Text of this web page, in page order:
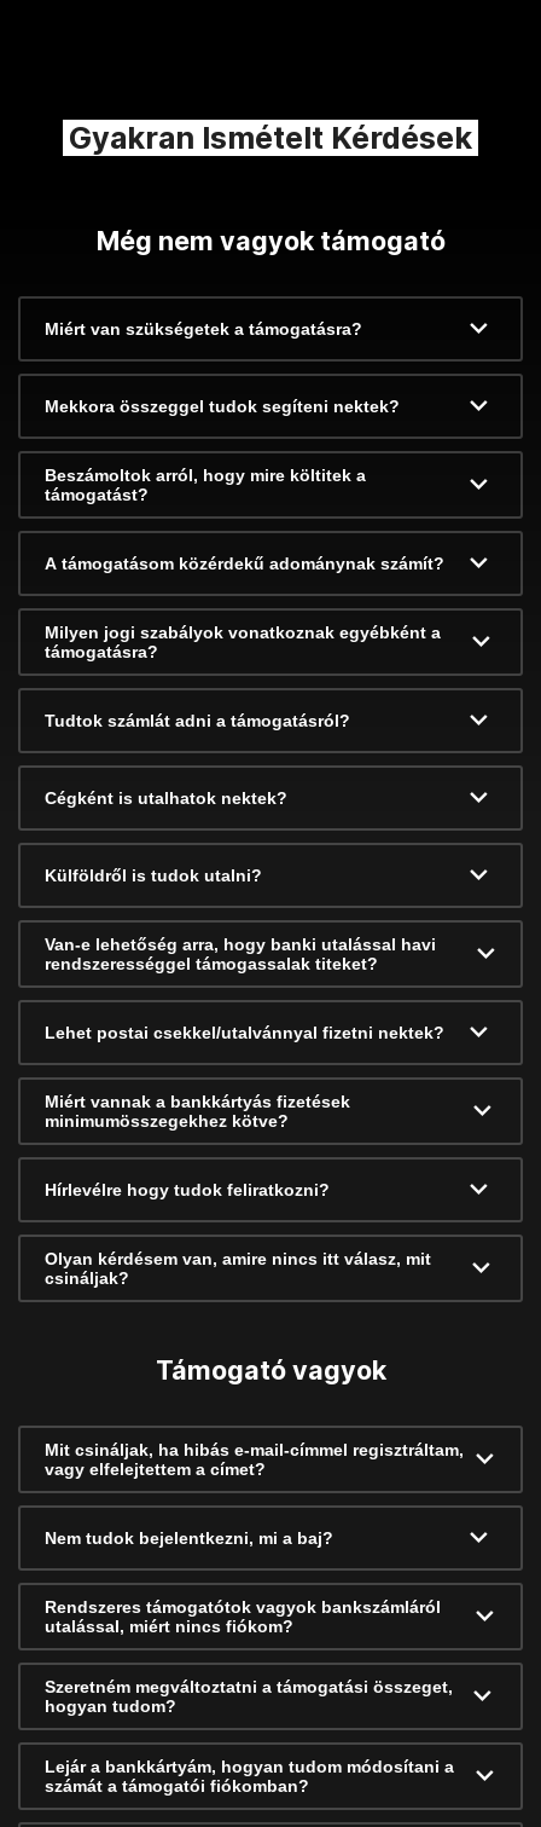
Gyakran Ismételt Kérdések
Még nem vagyok támogató
Miért van szükségetek a támogatásra?
Mekkora összeggel tudok segíteni nektek?
Beszámoltok arról, hogy mire költitek a
támogatást?
A támogatásom közérdekű adománynak számít?
Milyen jogi szabályok vonatkoznak egyébként a
támogatásra?
Tudtok számlát adni a támogatásról?
Cégként is utalhatok nektek?
Külföldről is tudok utalni?
Van-e lehetőség arra, hogy banki utalással havi
rendszerességgel támogassalak titeket?
Lehet postai csekkel/utalvánnyal fizetni nektek?
Miért vannak a bankkártyás fizetések
minimumösszegekhez kötve?
Hírlevélre hogy tudok feliratkozni?
Olyan kérdésem van, amire nincs itt válasz, mit
csináljak?
Támogató vagyok
Mit csináljak, ha hibás e-mail-címmel regisztráltam,
vagy elfelejtettem a címet?
Nem tudok bejelentkezni, mi a baj?
Rendszeres támogatótok vagyok bankszámláról
utalással, miért nincs fiókom?
Szeretném megváltoztatni a támogatási összeget,
hogyan tudom?
Lejár a bankkártyám, hogyan tudom módosítani a
számát a támogatói fiókomban?